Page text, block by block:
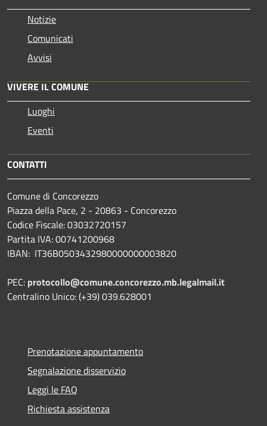
Notizie
Comunicati
Avvisi
VIVERE IL COMUNE
Luoghi
Eventi
CONTATTI
Comune di Concorezzo
Piazza della Pace, 2 - 20863 - Concorezzo
Codice Fiscale: 03032720157
Partita IVA: 00741200968
IBAN: IT36B0503432980000000003820
PEC: protocollo@comune.concorezzo.mb.legalmail.it
Centralino Unico: (+39) 039.628001
Prenotazione appuntamento
Segnalazione disservizio
Leggi le FAQ
Richiesta assistenza